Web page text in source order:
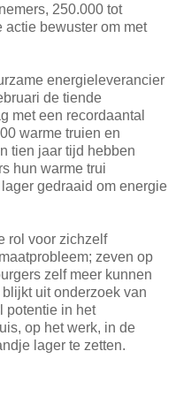
250.000 tot
bewuster om met
energieleverancier
de tiende
met een recordaantal
warme truien en
tien jaar tijd hebben
hun warme trui
gedraaid om energie
rol voor zichzelf
zeven op
zelf meer kunnen
uit onderzoek van
potentie in het
op het werk, in de
lager te zetten.